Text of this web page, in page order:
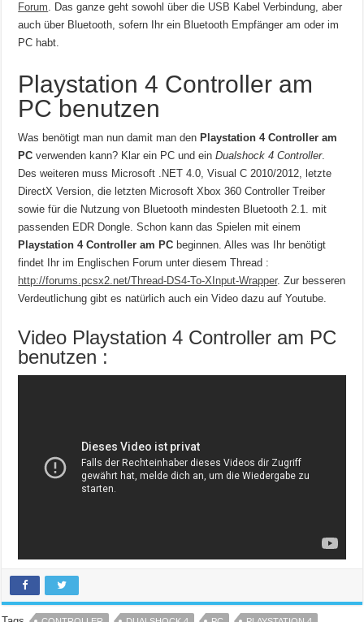
Forum. Das ganze geht sowohl über die USB Kabel Verbindung, aber
auch über Bluetooth, sofern Ihr ein Bluetooth Empfänger am oder im
PC habt.
Playstation 4 Controller am
PC benutzen
Was benötigt man nun damit man den Playstation 4 Controller am
PC verwenden kann? Klar ein PC und einDualshock 4 Controller.
Des weiteren muss Microsoft .NET 4.0, Visual C 2010/2012, letzte
DirectX Version, die letzten Microsoft Xbox 360 Controller Treiber
sowie für die Nutzung von Bluetooth mindesten Bluetooth 2.1. mit
passenden EDR Dongle. Schon kann das Spielen mit einem
Playstation 4 Controller am PC beginnen. Alles was Ihr benötigt
findet Ihr im Englischen Forum unter diesem Thread :
http://forums.pcsx2.net/Thread-DS4-To-XInput-Wrapper. Zur besseren
Verdeutlichung gibt es natürlich auch ein Video dazu auf Youtube.
Video Playstation 4 Controller am PC
benutzen :